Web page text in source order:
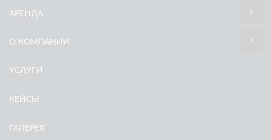
АРЕНДА
О КОМПАНИИ
УСЛУГИ
КЕЙСЫ
ГАЛЕРЕЯ